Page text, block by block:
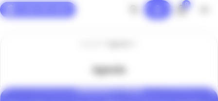
0
Agenda
COMMUNIQUÉ DE PRESSE
Panneau de gestion des cookies